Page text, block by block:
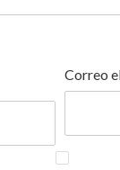
Correo